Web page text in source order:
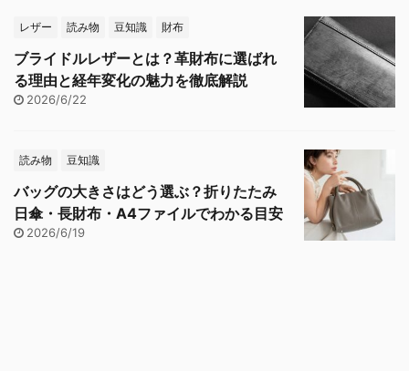
レザー 読み物 豆知識 財布
ブライドルレザーとは？革財布に選ばれ
る理由と経年変化の魅力を徹底解説
2026/6/22
読み物 豆知識
バッグの大きさはどう選ぶ？折りたたみ
日傘・長財布・A4ファイルでわかる目安
2026/6/19